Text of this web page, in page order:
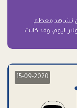
نشاهد معظم
اليوم، وقد كانت
15-09-2020